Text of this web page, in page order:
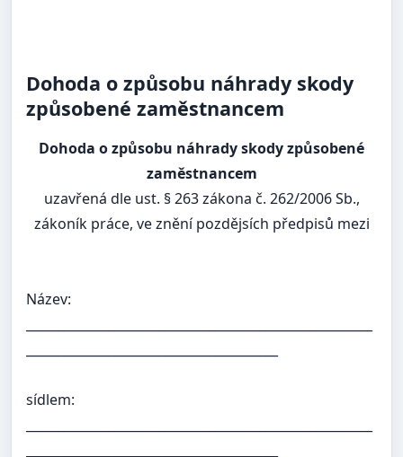
Dohoda o způsobu náhrady skody
způsobené zaměstnancem
Dohoda o způsobu náhrady skody způsobené
zaměstnancem
uzavřená dle ust. § 263 zákona č. 262/2006 Sb.,
zákoník práce, ve znění pozdějsích předpisů mezi
Název:
sídlem: